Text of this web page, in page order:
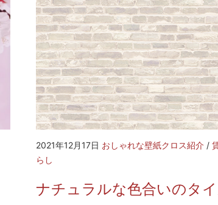
2021年12月17日 おしゃれな壁紙クロス紹介 /
らし
ナチュラルな色合いのタ